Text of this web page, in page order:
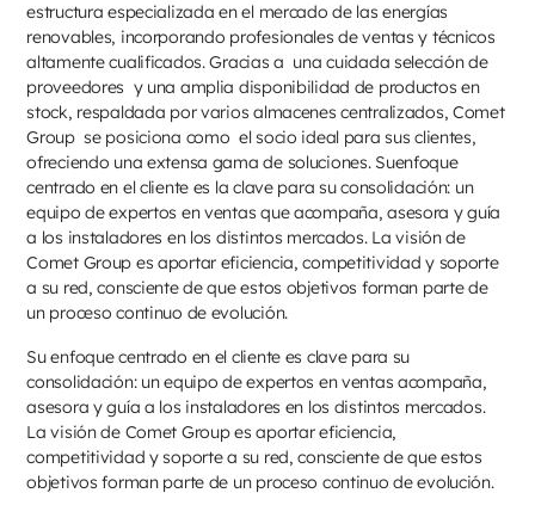
estructura especializada en el mercado de las energías
renovables, incorporando profesionales de ventas y técnicos
altamente cualificados. Gracias a una cuidada selección de
proveedores y una amplia disponibilidad de productos en
stock, respaldada por varios almacenes centralizados, Comet
Group se posiciona como el socio ideal para sus clientes,
ofreciendo una extensa gama de soluciones. Suenfoque
centrado en el cliente es la clave para su consolidación: un
equipo de expertos en ventas que acompaña, asesora y guía
a los instaladores en los distintos mercados. La visión de
Comet Group es aportar eficiencia, competitividad y soporte
a su red, consciente de que estos objetivos forman parte de
un proceso continuo de evolución.
Su enfoque centrado en el cliente es clave para su
consolidación: un equipo de expertos en ventas acompaña,
asesora y guía a los instaladores en los distintos mercados.
La visión de Comet Group es aportar eficiencia,
competitividad y soporte a su red, consciente de que estos
objetivos forman parte de un proceso continuo de evolución.